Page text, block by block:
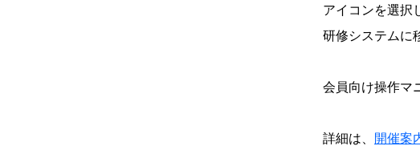
アイコンを選択
研修システムに
会員向け操作マ
詳細は、 開催案